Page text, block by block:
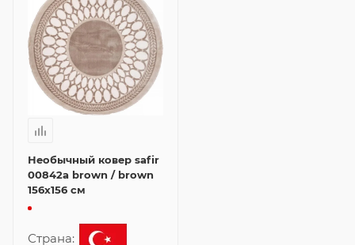
Необычный ковер safir
00842a brown / brown
156x156 см
Страна: